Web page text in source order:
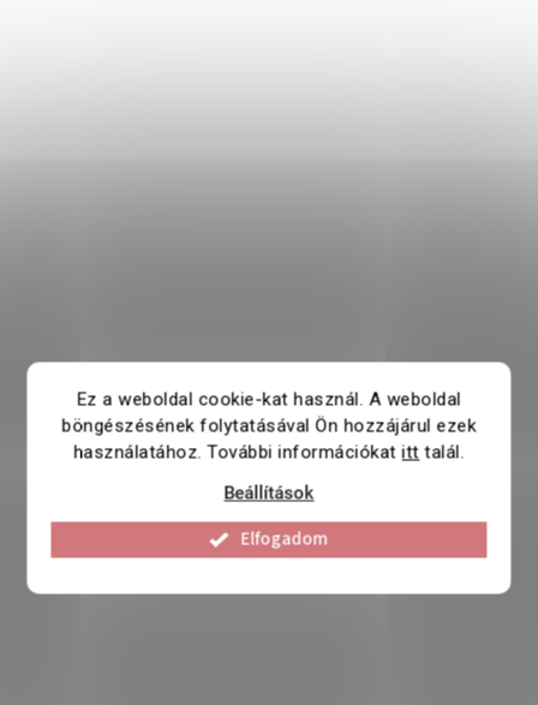
Ez a weboldal cookie-kat használ. A weboldal
böngészésének folytatásával Ön hozzájárul ezek
használatához. További információkatitt talál.
Beállítások
Elfogadom